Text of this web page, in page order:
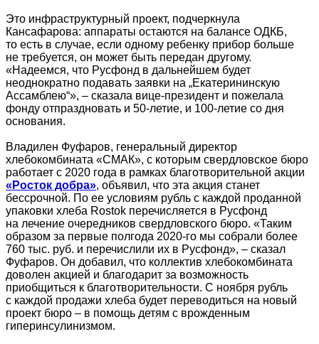
Это инфраструктурный проект, подчеркнула
Кансафарова: аппараты остаются на балансе ОДКБ,
то есть в случае, если одному ребенку прибор больше
не требуется, он может быть передан другому.
«Надеемся, что Русфонд в дальнейшем будет
неоднократно подавать заявки на „Екатерининскую
Ассамблею“», – сказала вице-президент и пожелала
фонду отпраздновать и 50-летие, и 100-летие со дня
основания.
Владилен Фуфаров, генеральный директор
хлебокомбината «СМАК», с которым свердловское бюро
работает с 2020 года в рамках благотворительной акции
«Росток добра», объявил, что эта акция станет
бессрочной. По ее условиям рубль с каждой проданной
упаковки хлеба Rostok перечисляется в Русфонд
на лечение очередников свердловского бюро. «Таким
образом за первые полгода 2020‑го мы собрали более
760 тыс. руб. и перечислили их в Русфонд», – сказал
Фуфаров. Он добавил, что коллектив хлебокомбината
доволен акцией и благодарит за возможность
приобщиться к благотворительности. С ноября рубль
с каждой продажи хлеба будет переводиться на новый
проект бюро – в помощь детям с врожденным
гиперинсулинизмом.